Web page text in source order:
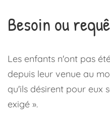
Besoin ou
Les enfants n'ont pas
depuis leur venue au
qu'ils désirent pour eux
exigé ».